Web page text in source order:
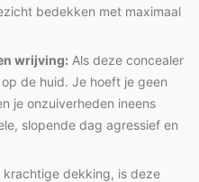
bedekken met maximaal
wrijving: Als deze concealer
de huid. Je hoeft je geen
je onzuiverheden ineens
slopende dag agressief en
krachtige dekking, is deze